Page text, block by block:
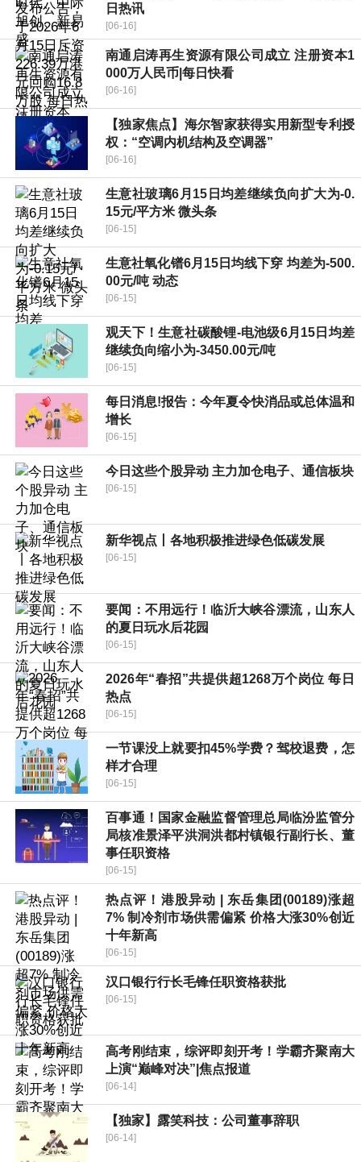
日热讯
[06-16]
南通启涛再生资源有限公司成立 注册资本1
000万人民币|每日快看
[06-16]
【独家焦点】海尔智家获得实用新型专利授
权：“空调内机结构及空调器”
[06-16]
生意社玻璃6月15日均差继续负向扩大为-0.
15元/平方米 微头条
[06-15]
生意社氧化镨6月15日均线下穿 均差为-500.
00元/吨 动态
[06-15]
观天下！生意社碳酸锂-电池级6月15日均差
继续负向缩小为-3450.00元/吨
[06-15]
每日消息!报告：今年夏令快消品或总体温和
增长
[06-15]
今日这些个股异动 主力加仓电子、通信板块
[06-15]
新华视点丨各地积极推进绿色低碳发展
[06-15]
要闻：不用远行！临沂大峡谷漂流，山东人
的夏日玩水后花园
[06-15]
2026年“春招”共提供超1268万个岗位 每日
热点
[06-15]
一节课没上就要扣45%学费？驾校退费，怎
样才合理
[06-15]
百事通！国家金融监督管理总局临汾监管分
局核准景泽平洪洞洪都村镇银行副行长、董
事任职资格
[06-15]
热点评！港股异动 | 东岳集团(00189)涨超
7% 制冷剂市场供需偏紧 价格大涨30%创近
十年新高
[06-15]
汉口银行行长毛锋任职资格获批
[06-15]
高考刚结束，综评即刻开考！学霸齐聚南大
上演“巅峰对决”|焦点报道
[06-14]
【独家】露笑科技：公司董事辞职
[06-14]